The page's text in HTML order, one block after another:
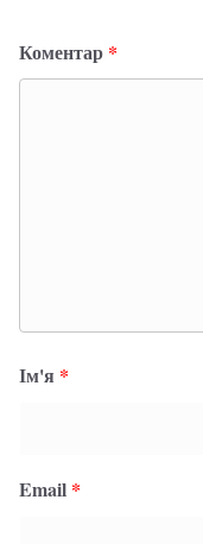
Коментар *
Ім'я *
Email *